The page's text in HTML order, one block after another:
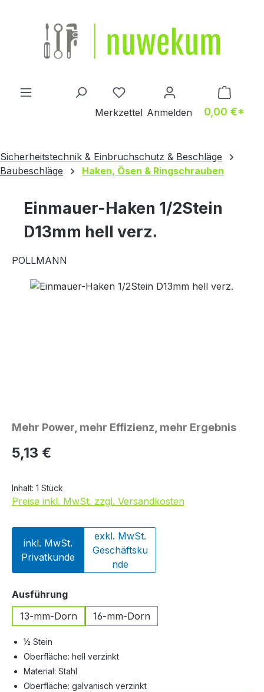
Du hast 0 Produkte auf dem
Merkzettel Anmelden 0,00 €*
Sicherheitstechnik & Einbruchschutz & Beschläge
Baubeschläge
Haken, Ösen & Ringschrauben
Einmauer-Haken 1/2Stein
D13mm hell verz.
POLLMANN
Bildergalerie überspringen
Mehr Power, mehr Effizienz, mehr Ergebnis
Regulärer Preis:
5,13 €
Inhalt: 1 Stück
Preise inkl. MwSt. zzgl. Versandkosten
inkl. MwSt.
Privatkunde
exkl. MwSt.
Geschäftsku
nde
Ausführungauswählen
13-mm-Dorn
16-mm-Dorn
½ Stein
Oberfläche: hell verzinkt
Material: Stahl
Oberfläche: galvanisch verzinkt